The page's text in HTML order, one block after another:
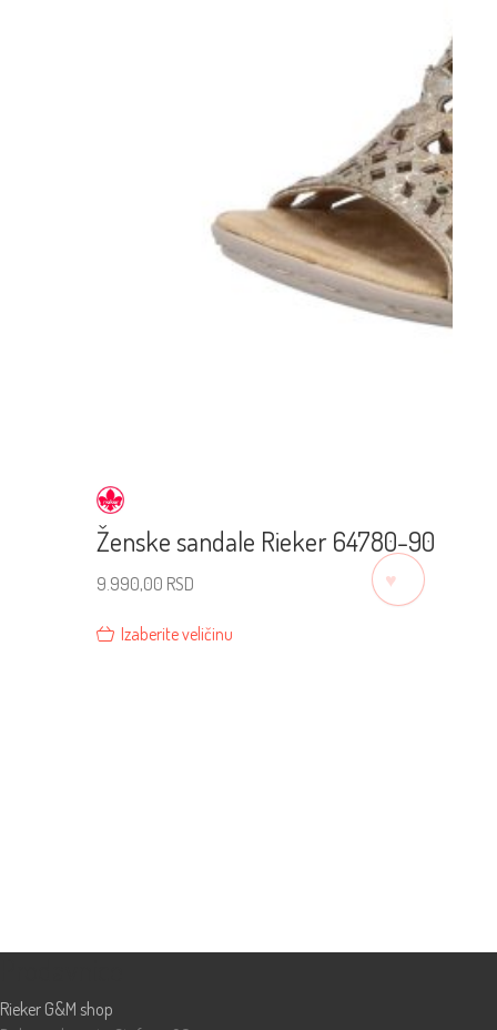
Ženske sandale Rieker 64780-90
9.990,00 RSD
Izaberite veličinu
Rieker G&M shop